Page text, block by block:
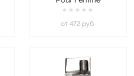
oт 472 руб.